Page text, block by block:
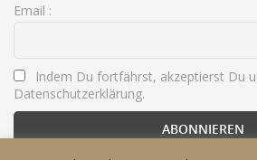
Email :
Indem Du fortfährst, akzeptierst Du
Datenschutzerklärung.